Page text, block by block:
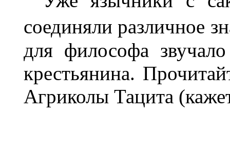
соединяли различное
для философа
крестьянина.
Агриколы Тацита